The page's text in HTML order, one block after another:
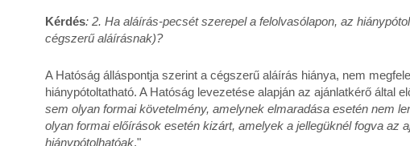
Kérdés: 2. Ha aláírás-pecsét szerepel a felolvasólapon, az
cégszerű aláírásnak)?
A Hatóság álláspontja szerint a cégszerű aláírás hiánya, nem
hiánypótoltatható. A Hatóság levezetése alapján az ajánlatkérő által
sem olyan formai követelmény, amelynek elmaradása esetén nem
olyan formai előírások esetén kizárt, amelyek a jellegüknél fogva az
hiánypótolhatóak."